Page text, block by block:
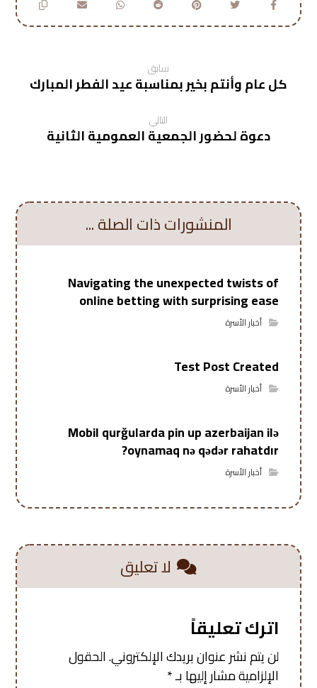
سابق
كل عام وأنتم بخير بمناسبة عيد الفطر المبارك
التالي
دعوة لحضور الجمعية العمومية الثانية
المنشورات ذات الصلة ...
Navigating the unexpected twists of
online betting with surprising ease
أخبار الأسرة
Test Post Created
أخبار الأسرة
Mobil qurğularda pin up azerbaijan ilə
oynamaq nə qədər rahatdır?
أخبار الأسرة
لا تعليق
اترك تعليقاً
لن يتم نشر عنوان بريدك الإلكتروني.الحقول
الإلزامية مشار إليها بـ*